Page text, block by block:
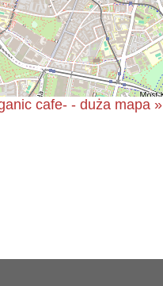
cafe- - duża mapa »